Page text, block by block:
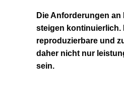
Die Anforderungen
steigen kontinuierlich.
reproduzierbare und
daher nicht nur
sein.